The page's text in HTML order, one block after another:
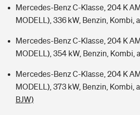
Mercedes-Benz C-Klasse, 204 K
MODELL), 336 kW, Benzin, Kombi,
Mercedes-Benz C-Klasse, 204 K
MODELL), 354 kW, Benzin, Kombi,
Mercedes-Benz C-Klasse, 204 K
MODELL), 373 kW, Benzin, Kombi,
BJW)